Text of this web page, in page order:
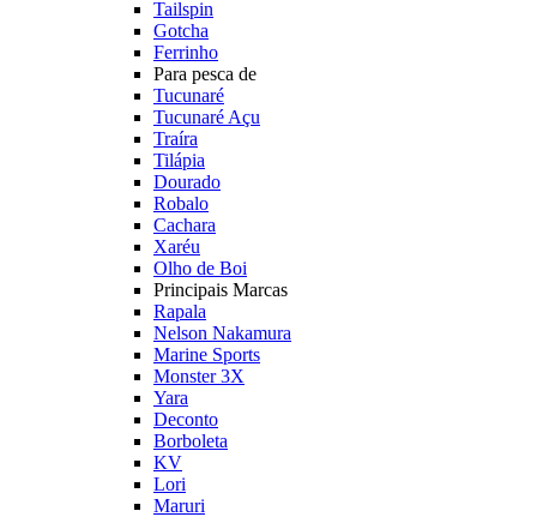
Tailspin
Gotcha
Ferrinho
Para pesca de
Tucunaré
Tucunaré Açu
Traíra
Tilápia
Dourado
Robalo
Cachara
Xaréu
Olho de Boi
Principais Marcas
Rapala
Nelson Nakamura
Marine Sports
Monster 3X
Yara
Deconto
Borboleta
KV
Lori
Maruri